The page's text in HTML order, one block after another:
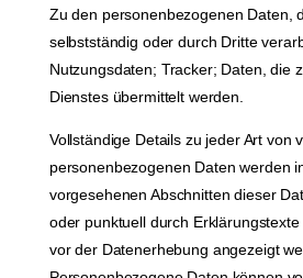
Zu den personenbezogenen Daten,
selbstständig oder durch Dritte
Nutzungsdaten; Tracker; Daten, die
Dienstes übermittelt werden.
Vollständige Details zu jeder Art von
personenbezogenen Daten werden
vorgesehenen Abschnitten dieser
oder punktuell durch
vor der Datenerhebung angezeigt